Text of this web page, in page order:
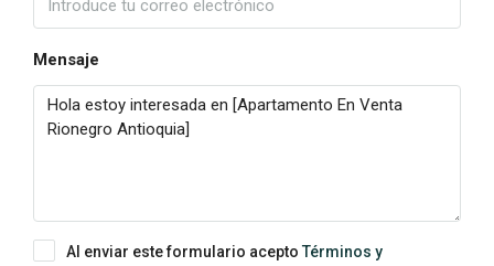
Mensaje
Al enviar este formulario acepto Términos y